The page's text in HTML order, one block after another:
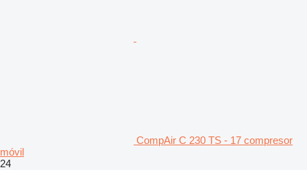
CompAir C 230 TS - 17 compresor
móvil
24